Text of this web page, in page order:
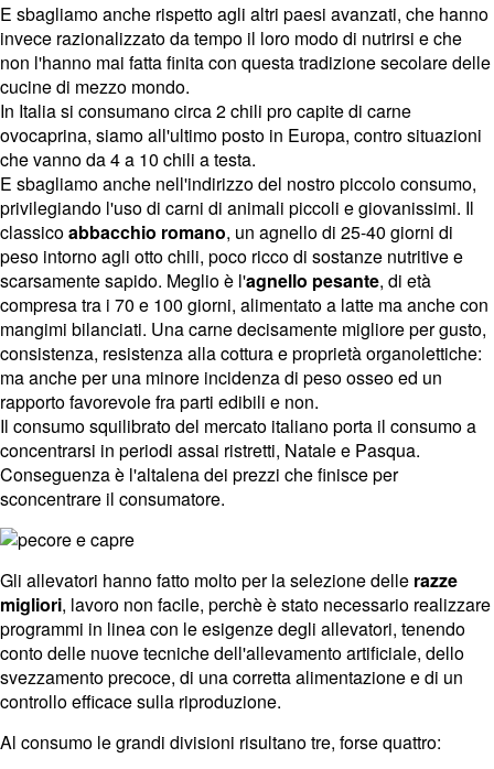
E sbagliamo anche rispetto agli altri paesi avanzati, che hanno
invece razionalizzato da tempo il loro modo di nutrirsi e che
non l'hanno mai fatta finita con questa tradizione secolare delle
cucine di mezzo mondo.
In Italia si consumano circa 2 chili pro capite di carne
ovocaprina, siamo all'ultimo posto in Europa, contro situazioni
che vanno da 4 a 10 chili a testa.
E sbagliamo anche nell'indirizzo del nostro piccolo consumo,
privilegiando l'uso di carni di animali piccoli e giovanissimi. Il
classicoabbacchio romano, un agnello di 25-40 giorni di
peso intorno agli otto chili, poco ricco di sostanze nutritive e
scarsamente sapido. Meglio è l'agnello pesante, di età
compresa tra i 70 e 100 giorni, alimentato a latte ma anche con
mangimi bilanciati. Una carne decisamente migliore per gusto,
consistenza, resistenza alla cottura e proprietà organolettiche:
ma anche per una minore incidenza di peso osseo ed un
rapporto favorevole fra parti edibili e non.
Il consumo squilibrato del mercato italiano porta il consumo a
concentrarsi in periodi assai ristretti, Natale e Pasqua.
Conseguenza è l'altalena dei prezzi che finisce per
sconcentrare il consumatore.
Gli allevatori hanno fatto molto per la selezione delle razze
migliori, lavoro non facile, perchè è stato necessario realizzare
programmi in linea con le esigenze degli allevatori, tenendo
conto delle nuove tecniche dell'allevamento artificiale, dello
svezzamento precoce, di una corretta alimentazione e di un
controllo efficace sulla riproduzione.
Al consumo le grandi divisioni risultano tre, forse quattro: